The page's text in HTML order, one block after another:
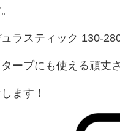
ラスティック 130-
ープにも使える頑丈
ます！